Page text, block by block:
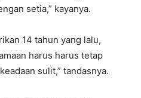
setia,” kayanya.
14 tahun yang lalu,
harus harus tetap
sulit,” tandasnya.